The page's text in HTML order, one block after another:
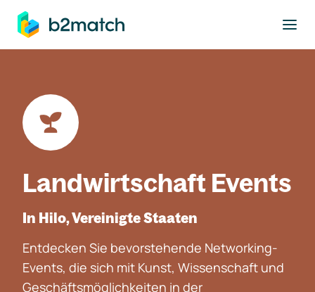
springen
Landwirtschaft Events
In Hilo, Vereinigte Staaten
Entdecken Sie bevorstehende Networking-
Events, die sich mit Kunst, Wissenschaft und
Geschäftsmöglichkeiten in der